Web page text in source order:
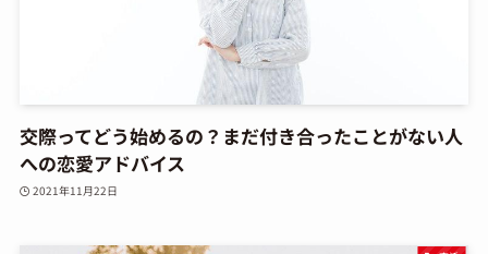
交際ってどう始めるの？まだ付き合ったことがない人
への恋愛アドバイス
2021年11月22日